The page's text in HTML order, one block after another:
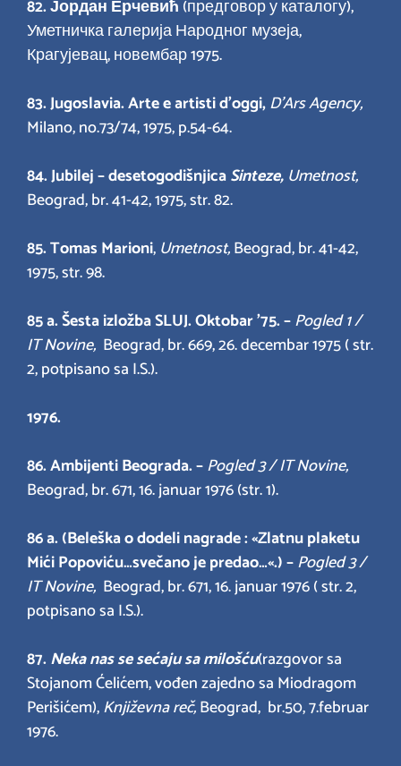
82.Јордан Ерчевић (предговор у каталогу),
Уметничка галерија Народног музеја,
Крагујевац, новембар 1975.
83. Jugoslavia. Arte e artisti d’oggi,D’Ars Agency,
Milano, no.73/74, 1975, p.54-64.
84. Jubilej – desetogodišnjicaSinteze, Umetnost,
Beograd, br. 41-42, 1975, str. 82.
85. Tomas Marioni, Umetnost,Beograd, br. 41-42,
1975, str. 98.
85 a. Šesta izložba SLUJ. Oktobar ’75. –Pogled 1 /
IT Novine, Beograd, br. 669, 26. decembar 1975 ( str.
2, potpisano sa I.S.).
1976.
86. Ambijenti Beograda. –Pogled 3 / IT Novine,
Beograd, br. 671, 16. januar 1976 (str. 1).
86 a. (Beleška o dodeli nagrade : «Zlatnu plaketu
Mići Popoviću…svečano je predao…«.) –Pogled 3 /
IT Novine, Beograd, br. 671, 16. januar 1976 ( str. 2,
potpisano sa I.S.).
87. Neka nas se sećaju sa milošću(razgovor sa
Stojanom Ćelićem, vođen zajedno sa Miodragom
Perišićem),Književna reč,Beograd, br.50, 7.februar
1976.